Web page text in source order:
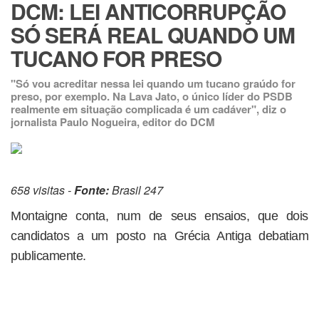
DCM: LEI ANTICORRUPÇÃO
SÓ SERÁ REAL QUANDO UM
TUCANO FOR PRESO
"Só vou acreditar nessa lei quando um tucano graúdo for
preso, por exemplo. Na Lava Jato, o único líder do PSDB
realmente em situação complicada é um cadáver", diz o
jornalista Paulo Nogueira, editor do DCM
658 visitas -Fonte:Brasil 247
Montaigne conta, num de seus ensaios, que dois
candidatos a um posto na Grécia Antiga debatiam
publicamente.